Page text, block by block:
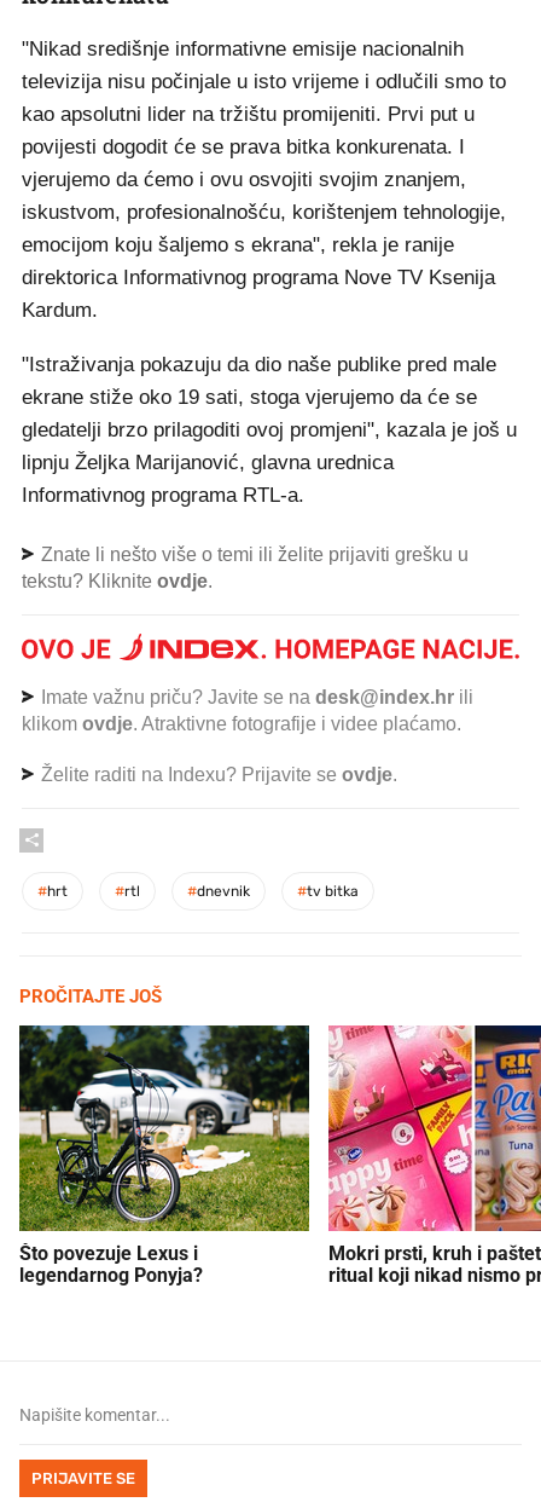
"Nikad središnje informativne emisije nacionalnih
televizija nisu počinjale u isto vrijeme i odlučili smo to
kao apsolutni lider na tržištu promijeniti. Prvi put u
povijesti dogodit će se prava bitka konkurenata. I
vjerujemo da ćemo i ovu osvojiti svojim znanjem,
iskustvom, profesionalnošću, korištenjem tehnologije,
emocijom koju šaljemo s ekrana", rekla je ranije
direktorica Informativnog programa Nove TV Ksenija
Kardum.
"Istraživanja pokazuju da dio naše publike pred male
ekrane stiže oko 19 sati, stoga vjerujemo da će se
gledatelji brzo prilagoditi ovoj promjeni", kazala je još u
lipnju Željka Marijanović, glavna urednica
Informativnog programa RTL-a.
Znate li nešto više o temi ili želite prijaviti grešku u
tekstu? Kliknite ovdje.
Imate važnu priču? Javite se na desk@index.hr ili
klikom ovdje. Atraktivne fotografije i videe plaćamo.
Želite raditi na Indexu? Prijavite se ovdje.
#hrt #rtl #dnevnik #tv bitka
PROČITAJTE JOŠ
Što povezuje Lexus i
legendarnog Ponyja?
Mokri prsti, kruh i
ritual koji nikad nismo
PRIJAVITE SE